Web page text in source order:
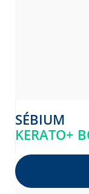
SÉBIUM
KERATO+